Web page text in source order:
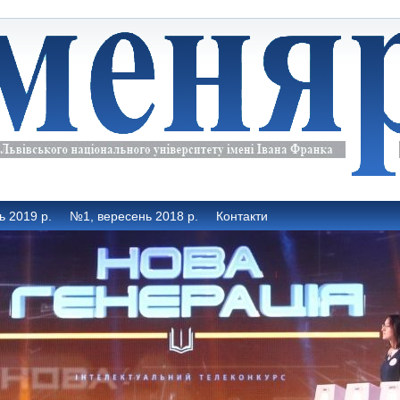
2019 р. №1, вересень 2018 р. Контакти